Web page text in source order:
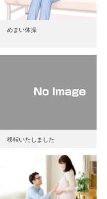
めまい体操
移転いたしました